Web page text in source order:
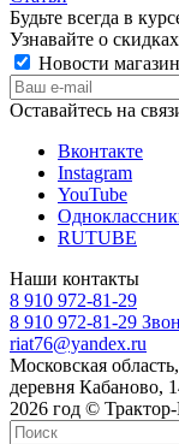
Будьте всегда в
Узнавайте о
Новости
Оставайтесь на
Вконтакте
Instagram
YouTube
RUTUBE
Наши контакты
8 910 972-81-29
8 910 972-81-29
riat76@yandex.ru
Московская
деревня Кабаново,
2026 год ©